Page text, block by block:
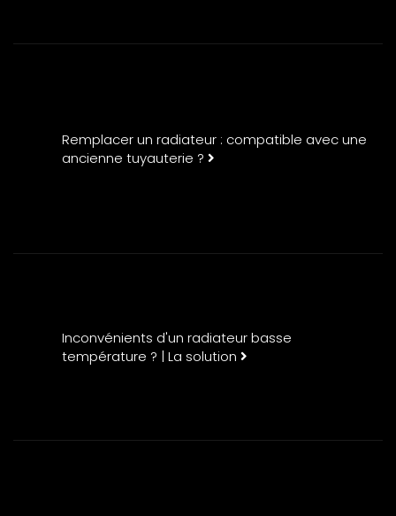
Remplacer un radiateur : compatible avec une
ancienne tuyauterie ?
Inconvénients d'un radiateur basse
température ? | La solution